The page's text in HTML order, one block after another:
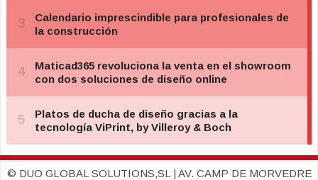
© DUO GLOBAL SOLUTIONS,SL | AV. CAMP DE MORVEDRE